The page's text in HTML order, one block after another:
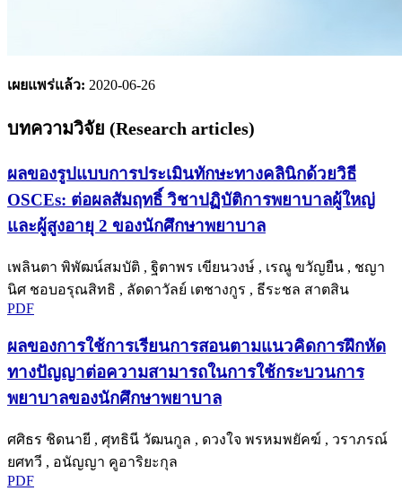
เผยแพร่แล้ว: 2020-06-26
บทความวิจัย (Research articles)
ผลของรูปแบบการประเมินทักษะทางคลินิกด้วยวิธี
OSCEs: ต่อผลสัมฤทธิ์ วิชาปฏิบัติการพยาบาลผู้ใหญ่
และผู้สูงอายุ 2 ของนักศึกษาพยาบาล
เพลินตา พิพัฒน์สมบัติ , ฐิตาพร เขียนวงษ์ , เรณู ขวัญยืน , ชญา
นิศ ชอบอรุณสิทธิ , ลัดดาวัลย์ เตชางกูร , ธีระชล สาตสิน
PDF
ผลของการใช้การเรียนการสอนตามแนวคิดการฝึกหัด
ทางปัญญาต่อความสามารถในการใช้กระบวนการ
พยาบาลของนักศึกษาพยาบาล
ศศิธร ชิดนายี , ศุทธินี วัฒนกูล , ดวงใจ พรหมพยัคฆ์ , วราภรณ์
ยศทวี , อนัญญา คูอาริยะกุล
PDF